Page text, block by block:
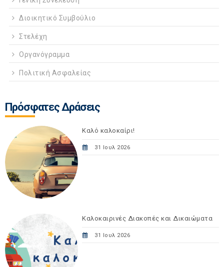
Διοικητικό Συμβούλιο
Στελέχη
Οργανόγραμμα
Πολιτική Ασφαλείας
Πρόσφατες Δράσεις
Καλό καλοκαίρι!
31 Ιουλ 2026
Καλοκαιρινές Διακοπές και Δικαιώματα
31 Ιουλ 2026